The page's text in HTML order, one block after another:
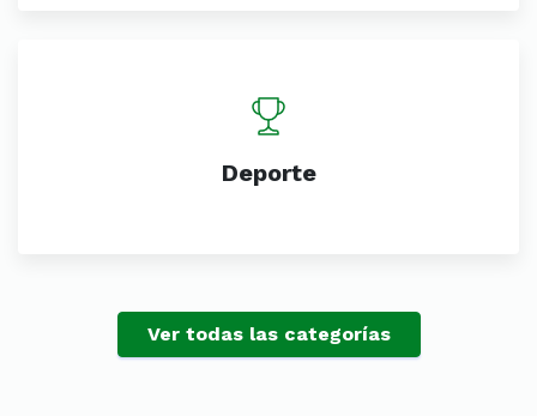
Deporte
Ver todas las categorías